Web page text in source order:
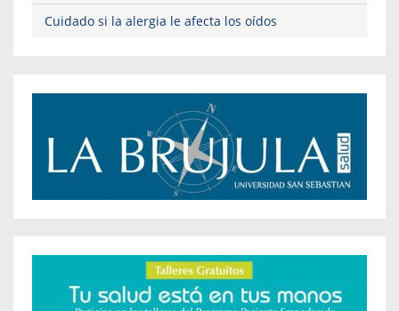
Cuidado si la alergia le afecta los oídos